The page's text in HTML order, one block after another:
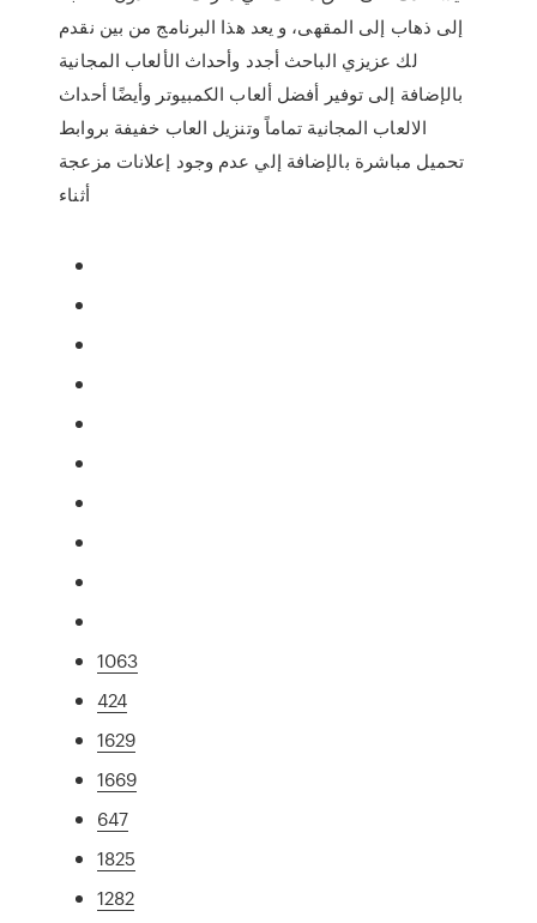
إلى ذهاب إلى المقهى، و يعد هذا البرنامج من بين نقدم
لك عزيزي الباحث أجدد وأحداث الألعاب المجانية
بالإضافة إلى توفير أفضل ألعاب الكمبيوتر وأيضًا أحداث
الالعاب المجانية تماماً وتنزيل العاب خفيفة بروابط
تحميل مباشرة بالإضافة إلي عدم وجود إعلانات مزعجة
أثناء
1063
424
1629
1669
647
1825
1282